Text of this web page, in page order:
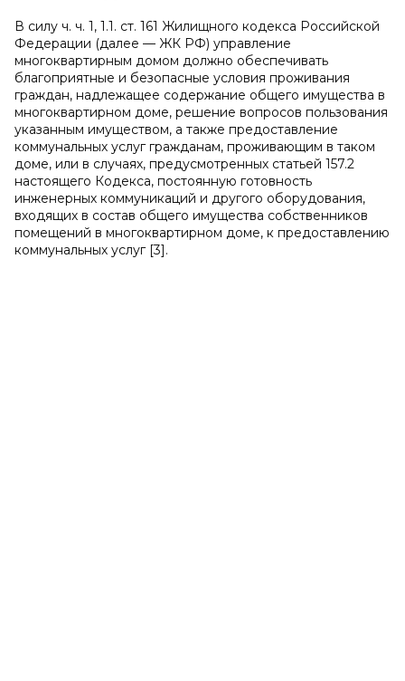
В силу ч. ч. 1, 1.1. ст. 161 Жилищного кодекса Российской
Федерации (далее — ЖК РФ) управление
многоквартирным домом должно обеспечивать
благоприятные и безопасные условия проживания
граждан, надлежащее содержание общего имущества в
многоквартирном доме, решение вопросов пользования
указанным имуществом, а также предоставление
коммунальных услуг гражданам, проживающим в таком
доме, или в случаях, предусмотренных статьей 157.2
настоящего Кодекса, постоянную готовность
инженерных коммуникаций и другого оборудования,
входящих в состав общего имущества собственников
помещений в многоквартирном доме, к предоставлению
коммунальных услуг [3].